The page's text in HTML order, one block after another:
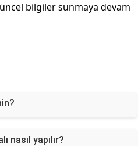
bilgiler sunmaya devam
nasıl yapılır?